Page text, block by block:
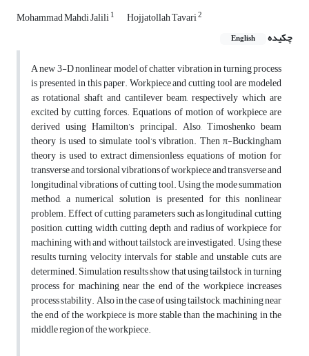
Mohammad Mahdi Jalili1 Hojjatollah Tavari2
چکیده English
A new 3-D nonlinear model of chatter vibration in turning process
is presented in this paper. Workpiece and cutting tool are modeled
as rotational shaft and cantilever beam, respectively which are
excited by cutting forces. Equations of motion of workpiece are
derived using Hamilton’s principal. Also, Timoshenko beam
theory is used to simulate tool’s vibration. Then π-Buckingham
theory is used to extract dimensionless equations of motion for
transverse and torsional vibrations of workpiece and transverse and
longitudinal vibrations of cutting tool. Using the mode summation
method, a numerical solution is presented for this nonlinear
problem. Effect of cutting parameters such as longitudinal cutting
position, cutting width, cutting depth and radius of workpiece for
machining with and without tailstock are investigated. Using these
results turning velocity intervals for stable and unstable cuts are
determined. Simulation results show that using tailstock in turning
process for machining near the end of the workpiece increases
process stability. Also in the case of using tailstock, machining near
the end of the workpiece is more stable than the machining in the
middle region of the workpiece.